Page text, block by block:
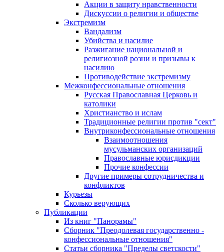
Акции в защиту нравственности
Дискуссии о религии и обществе
Экстремизм
Вандализм
Убийства и насилие
Разжигание национальной и
религиозной розни и призывы к
насилию
Противодействие экстремизму
Межконфессиональные отношения
Русская Православная Церковь и
католики
Христианство и ислам
Традиционные религии против "сект"
Внутриконфессиональные отношения
Взаимоотношения
мусульманских организаций
Православные юрисдикции
Прочие конфессии
Другие примеры сотрудничества и
конфликтов
Курьезы
Сколько верующих
Публикации
Из книг "Панорамы"
Сборник "Преодолевая государственно -
конфессиональные отношения"
Статьи сборника "Пределы светскости"